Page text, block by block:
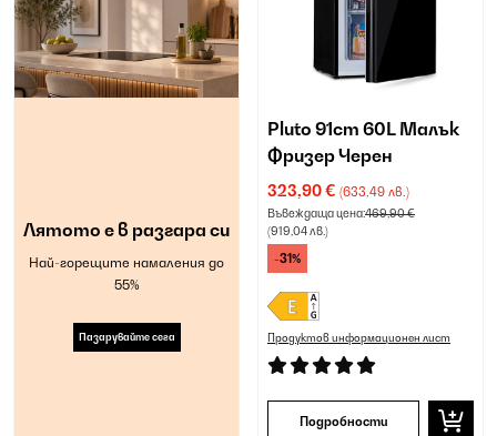
Лятото е в разгара си
Най-горещите намаления до
55%
Пазарувайте сега
Pluto 91cm 60L Малък
Фризер Черен
323,90 € (633,49 лв.)
Въвеждаща цена:469,90 €
(919,04 лв.)
-31%
Продуктов информационен лист
Подробности